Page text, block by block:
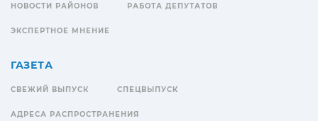
НОВОСТИ РАЙОНОВ РАБОТА ДЕПУТАТОВ
ЭКСПЕРТНОЕ МНЕНИЕ
ГАЗЕТА
СВЕЖИЙ ВЫПУСК СПЕЦВЫПУСК
АДРЕСА РАСПРОСТРАНЕНИЯ